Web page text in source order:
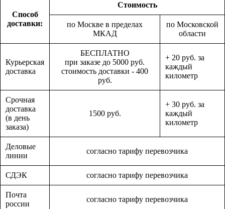
Способ
доставки:
Стоимость
по Москве в пределах
МКАД
по Московской
области
Курьерская
доставка
БЕСПЛАТНО
при заказе до 5000 руб.
стоимость доставки - 400
руб.
+ 20 руб. за
каждый
километр
Срочная
доставка
(в день
заказа)
1500 руб.
+ 30 руб. за
каждый
километр
Деловые
линии
согласно тарифу перевозчика
СДЭК согласно тарифу перевозчика
Почта
россии
согласно тарифу перевозчика